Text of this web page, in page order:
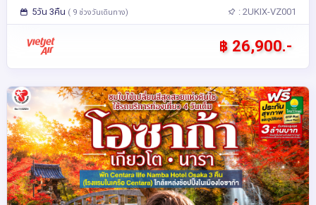
5วัน 3คืน ( 9 ช่วงวันเดินทาง) : 2UKIX-VZ001
฿ 26,900.-